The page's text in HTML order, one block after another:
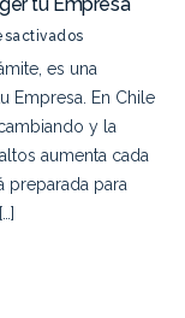
es una
Empresa. En Chile
y la
aumenta cada
preparada para